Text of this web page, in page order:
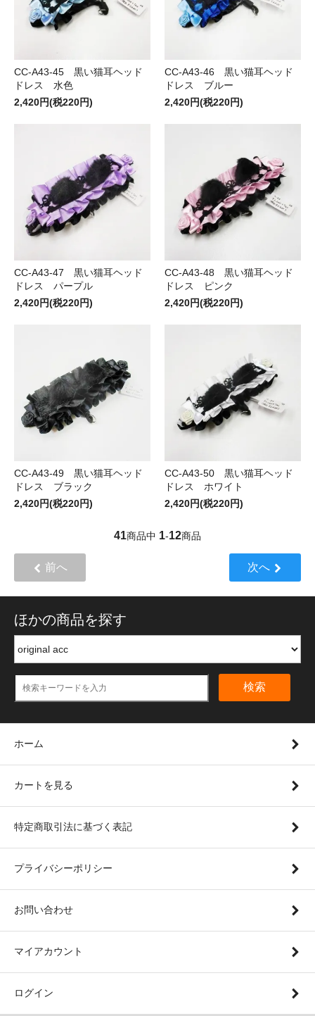
CC-A43-45 黒い猫耳ヘッド
ドレス 水色
2,420円(税220円)
CC-A43-46 黒い猫耳ヘッド
ドレス ブルー
2,420円(税220円)
CC-A43-47 黒い猫耳ヘッド
ドレス パープル
2,420円(税220円)
CC-A43-48 黒い猫耳ヘッド
ドレス ピンク
2,420円(税220円)
CC-A43-49 黒い猫耳ヘッド
ドレス ブラック
2,420円(税220円)
CC-A43-50 黒い猫耳ヘッド
ドレス ホワイト
2,420円(税220円)
41商品中 1-12商品
前へ 次へ
ほかの商品を探す
検索
ホーム
カートを見る
特定商取引法に基づく表記
プライバシーポリシー
お問い合わせ
マイアカウント
ログイン